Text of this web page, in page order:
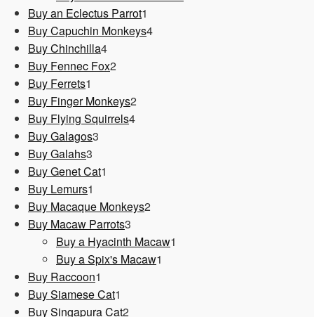
Buy an Eclectus Parrot1
Produkt
Buy Capuchin Monkeys44
Buy Chinchilla44
Produkte
Buy Fennec Fox22
Buy Ferrets1
Produkt
Buy Finger Monkeys22
Buy Flying Squirrels44
Buy Galagos3
Buy Galahs3
Produkte
Buy Genet Cat1
Buy Lemurs1
Produkt
Buy Macaque Monkeys22
Buy Macaw Parrots3
Produkte
Buy a Hyacinth Macaw1
Buy a Spix's Macaw1
Buy Raccoon1
Produkt
Buy Siamese Cat1
Produkt
Buy Singapura Cat22